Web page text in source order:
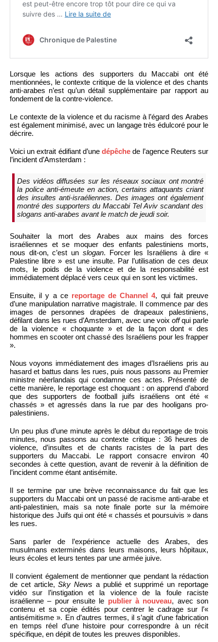
Lorsque les actions des supporters du Maccabi ont été
mentionnées, le contexte critique de la violence et des chants
anti-arabes n’est qu’un détail supplémentaire par rapport au
fondement de la contre-violence.
Le contexte de la violence et du racisme à l’égard des Arabes
est également minimisé, avec un langage très édulcoré pour le
décrire.
Voici un extrait édifiant d’unedépêche de l’agence Reuters sur
l’incident d’Amsterdam :
Des vidéos diffusées sur les réseaux sociaux ont montré
la police anti-émeute en action, certains attaquants criant
des insultes anti-israéliennes. Des images ont également
montré des supporters du Maccabi Tel Aviv scandant des
slogans anti-arabes avant le match de jeudi soir.
Souhaiter la mort des Arabes aux mains des forces
israéliennes et se moquer des enfants palestiniens morts,
nous dit-on, c’est un slogan. Forcer les Israéliens à dire «
Palestine libre » est une insulte. Par l’utilisation de ces deux
mots, le poids de la violence et de la responsabilité est
immédiatement déplacé vers ceux qui en sont les victimes.
Ensuite, il y a ce reportage de Channel 4, qui fait preuve
d’une manipulation narrative magistrale. Il commence par des
images de personnes drapées de drapeaux palestiniens,
défilant dans les rues d’Amsterdam, avec une voix offqui parle
de la violence « choquante » et de la façon dont « des
hommes en scooter ont chassé des Israéliens pour les frapper
».
Nous voyons immédiatement des images d’Israéliens pris au
hasard et battus dans les rues, puis nous passons au Premier
ministre néerlandais qui condamne ces actes. Présenté de
cette manière, le reportage est choquant : on apprend d’abord
que des supporters de football juifs israéliens ont été «
chassés » et agressés dans la rue par des hooligans pro-
palestiniens.
Un peu plus d’une minute après le début du reportage de trois
minutes, nous passons au contexte critique : 36 heures de
violence, d’insultes et de chants racistes de la part des
supporters du Maccabi. Le rapport consacre environ 40
secondes à cette question, avant de revenir à la définition de
l’incident comme étant antisémite.
Il se termine par une brève reconnaissance du fait que les
supporters du Maccabi ont un passé de racisme anti-arabe et
anti-palestinien, mais sa note finale porte sur la mémoire
historique des Juifs qui ont été « chassés et poursuivis » dans
les rues.
Sans parler de l’expérience actuelle des Arabes, des
musulmans exterminés dans leurs maisons, leurs hôpitaux,
leurs écoles et leurs tentes par une armée juive.
Il convient également de mentionner que pendant la rédaction
de cet article,Sky News a publié et supprimé un reportage
vidéo sur l’instigation et la violence de la foule raciste
israélienne – pour ensuite le publier à nouveau, avec son
contenu et sa copie édités pour centrer le cadrage sur l’«
antisémitisme ». En d’autres termes, il s’agit d’une fabrication
en temps réel d’une histoire pour correspondre à un récit
spécifique, en dépit de toutes les preuves disponibles.